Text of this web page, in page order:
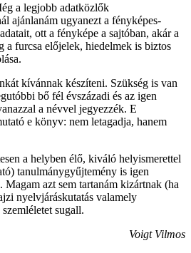
a legjobb adatközlők
ajánlanám ugyanezt a fényképes-
ott a fényképe a sajtóban, akár a
a furcsa előjelek, hiedelmek is biztos
kívánnak készíteni. Szükség is van
bő fél évszázadi és az igen
a névvel jegyezzék. E
e könyv: nem letagadja, hanem
a helyben élő, kiváló helyismerettel
tanulmánygyűjtemény is igen
azt sem tartanám kizártnak (ha
nyelvjáráskutatás valamely
sugall.
Voigt Vilmos